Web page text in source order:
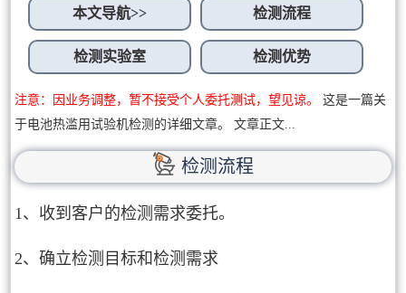
本文导航>> 检测流程
检测实验室 检测优势
注意：因业务调整，暂不接受个人委托测试，望见谅。
这是一篇关
于电池热滥用试验机检测的详细文章。 文章正文...
检测流程
1、收到客户的检测需求委托。
2、确立检测目标和检测需求